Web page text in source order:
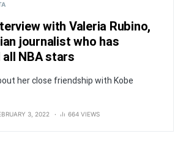
with Valeria Rubino,
journalist who has
NBA stars
her close friendship with Kobe
3, 2022 664 VIEWS